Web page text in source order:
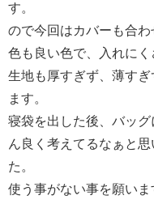
す。
ので今回はカバーも合わ
色も良い色で、入れにく
生地も厚すぎず、薄す
ます。
寝袋を出した後、バッ
ん良く考えてるなぁと
た。
使う事がない事を願い